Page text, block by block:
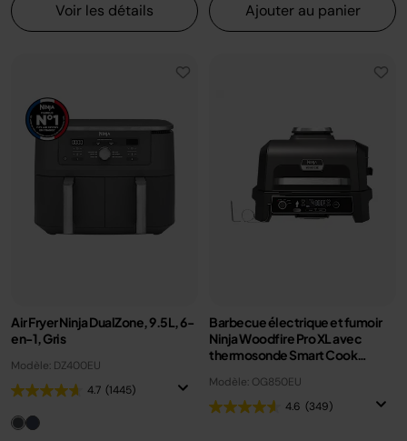
Voir les détails Ajouter au panier
Air Fryer Ninja DualZone, 9.5L, 6-
en-1, Gris
Modèle: DZ400EU
4.7 (1445)
Barbecue électrique et fumoir
Ninja Woodfire Pro XL avec
thermosonde Smart Cook
Modèle: OG850EU
4.6 (349)